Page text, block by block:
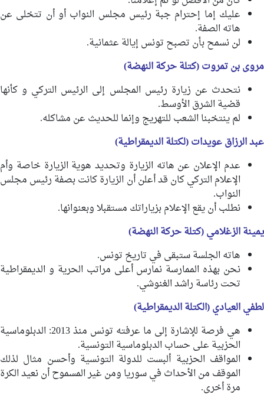
عليك إما إحترام جبة رئيس مجلس النواب أو أن تتخلى عن
هاته الصفة.
لن نسمح بأن تصبح تونس إيالة عثمانية.
مروى بن تمروت (كتلة حركة النهضة)
نتحدث عن زيارة رئيس المجلس إلى الرئيس التركي و كأنها
قضية الشرق الأوسط.
لم ينتخبنا الشعب للتهريج وإنما للحديث عن مشاكله.
عبد الرزاق عويدات (لكتلة الديمقراطية)
عدم الإعلان عن هاته الزيارة وتحديد هوية الزيارة خاصة وأم
الإعلام التركي كان قد أعلن أن الزيارة كانت بصفة رئيس مجلس
النواب.
نطلب أن يقع الإعلام بزياراتك مستقبلا وبعنوانها.
يمينة الزغلامي (كتلة حركة النهضة)
هاته الجلسة ستبقى في تاريخ تونس.
نحن بهذه الممارسة نمارس أعلى مراتب الحرية و الديمقراطية
تحت رئاسة راشد الغنوشي.
لطفي العيادي (الكتلة الديمقراطية)
هي فرصة للإشارة إلى ما عرفته تونس منذ 2013: الدبلوماسية
الحزبية على حساب الدبلوماسية التونسية.
المواقف الحزبية ألبست للدولة التونسية وأحسن مثال لذلك
الموقف من الأحداث في سوريا ومن غير المسموح أن نعيد الكرة
مرة أخرى.